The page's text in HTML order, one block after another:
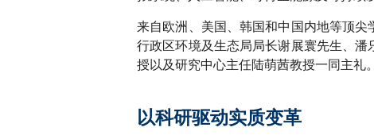
来自欧洲、美国、韩国和中国内地等顶
行政区环境及生态局局长谢展寰先生、
授以及研究中心主任陆萌茜教授一同主礼。
以科研驱动实质变革